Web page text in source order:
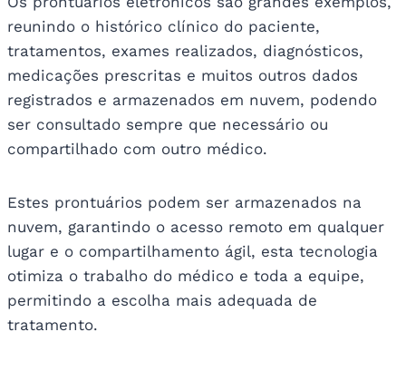
reunindo o histórico clínico do paciente,
tratamentos, exames realizados, diagnósticos,
medicações prescritas e muitos outros dados
registrados e armazenados em nuvem, podendo
ser consultado sempre que necessário ou
compartilhado com outro médico.
Estes prontuários podem ser armazenados na
nuvem, garantindo o acesso remoto em qualquer
lugar e o compartilhamento ágil, esta tecnologia
otimiza o trabalho do médico e toda a equipe,
permitindo a escolha mais adequada de
tratamento.